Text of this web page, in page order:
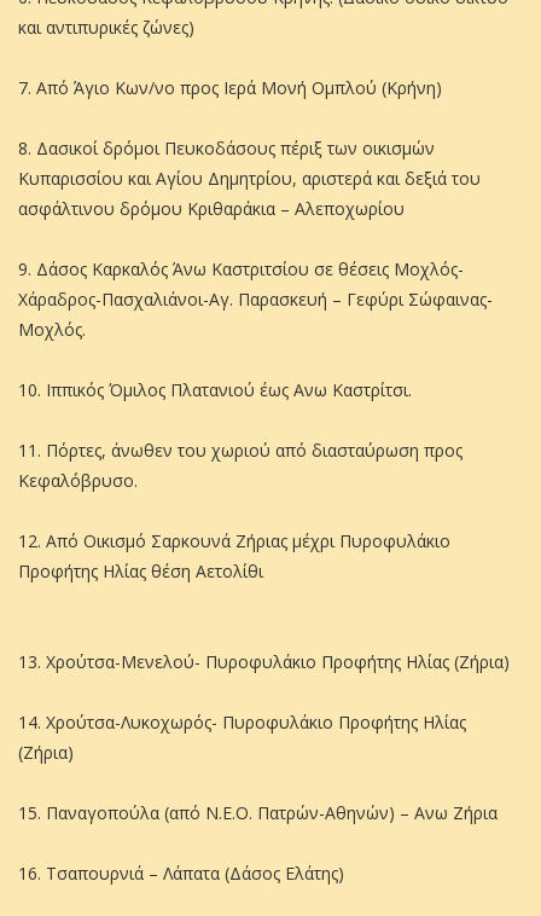
και αντιπυρικές ζώνες)
7. Από Άγιο Κων/νο προς Ιερά Μονή Ομπλού (Κρήνη)
8. Δασικοί δρόμοι Πευκοδάσους πέριξ των οικισμών
Κυπαρισσίου και Αγίου Δημητρίου, αριστερά και δεξιά του
ασφάλτινου δρόμου Κριθαράκια – Αλεποχωρίου
9. Δάσος Καρκαλός Άνω Καστριτσίου σε θέσεις Μοχλός-
Χάραδρος-Πασχαλιάνοι-Αγ. Παρασκευή – Γεφύρι Σώφαινας-
Μοχλός.
10. Ιππικός Όμιλος Πλατανιού έως Ανω Καστρίτσι.
11. Πόρτες, άνωθεν του χωριού από διασταύρωση προς
Κεφαλόβρυσο.
12. Από Οικισμό Σαρκουνά Ζήριας μέχρι Πυροφυλάκιο
Προφήτης Ηλίας θέση Αετολίθι
13. Χρούτσα-Μενελού- Πυροφυλάκιο Προφήτης Ηλίας (Ζήρια)
14. Χρούτσα-Λυκοχωρός- Πυροφυλάκιο Προφήτης Ηλίας
(Ζήρια)
15. Παναγοπούλα (από Ν.Ε.Ο. Πατρών-Αθηνών) – Ανω Ζήρια
16. Τσαπουρνιά – Λάπατα (Δάσος Ελάτης)